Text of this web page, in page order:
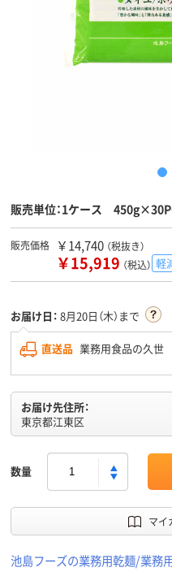
販売単位：1ケース
販売価格 ￥14,740 （税抜き）
￥15,919 （税込） 軽
お届け日： 8月20日（木）まで
直送品 業務用食品の久世
お届け先住所：
東京都江東区
数量
マイ
池島フーズの業務用乾麺/業務